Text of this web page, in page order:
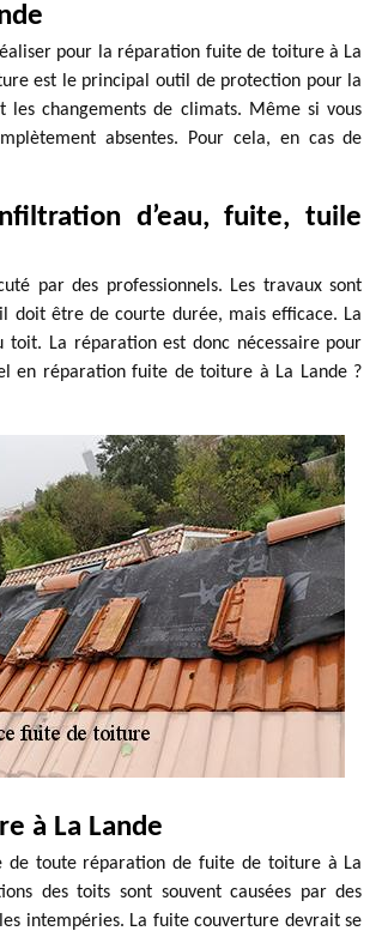
pour la réparation fuite de toiture à La
est le principal outil de protection pour la
les changements de climats. Même si vous
absentes. Pour cela, en cas de
d’eau, fuite, tuile
par des professionnels. Les travaux sont
doit être de courte durée, mais efficace. La
La réparation est donc nécessaire pour
en réparation fuite de toiture à La Lande ?
à La Lande
de toute réparation de fuite de toiture à La
des toits sont souvent causées par des
intempéries. La fuite couverture devrait se